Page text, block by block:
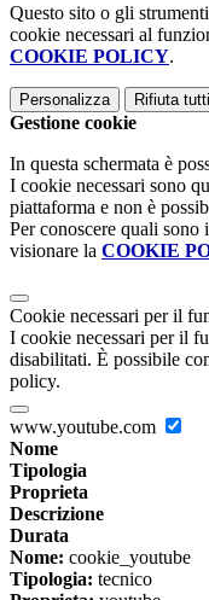
Questo sito o gli
cookie necessari al
COOKIE POLICY.
Personalizza Rifiuta tutti
Gestione cookie
In questa schermata è
I cookie necessari sono
piattaforma e non è
Per conoscere quali sono
visionare la COOKIE
Cookie necessari per il
I cookie necessari per il
disabilitati. È possibile
policy.
www.youtube.com
Nome
Tipologia
Proprieta
Descrizione
Durata
Nome: cookie_youtube
Tipologia: tecnico